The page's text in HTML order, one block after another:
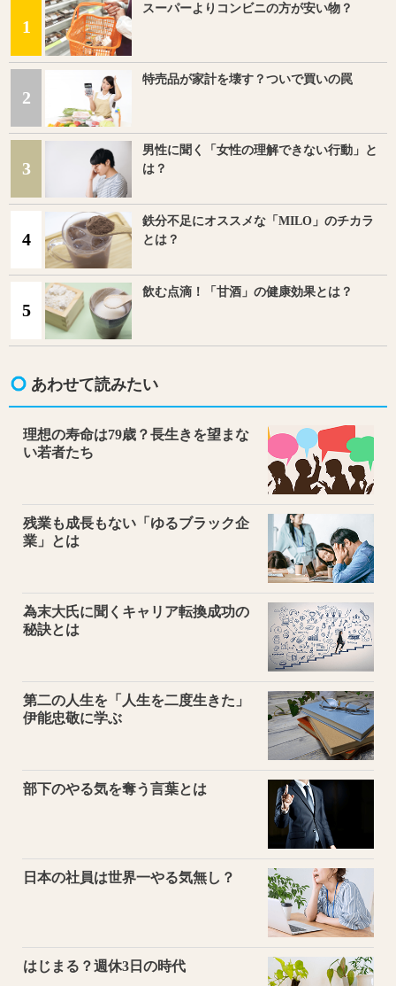
1
スーパーよりコンビニの方が安い物？
2
特売品が家計を壊す？ついで買いの罠
3
男性に聞く「女性の理解できない行動」と
は？
4
鉄分不足にオススメな「MILO」のチカラ
とは？
5
飲む点滴！「甘酒」の健康効果とは？
あわせて読みたい
理想の寿命は79歳？長生きを望まな
い若者たち
残業も成長もない「ゆるブラック企
業」とは
為末大氏に聞くキャリア転換成功の
秘訣とは
第二の人生を「人生を二度生きた」
伊能忠敬に学ぶ
部下のやる気を奪う言葉とは
日本の社員は世界一やる気無し？
はじまる？週休3日の時代